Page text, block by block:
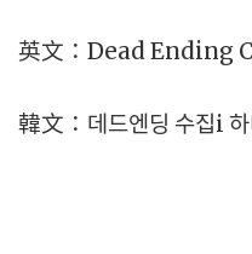
英文：Dead Ending
韓文：데드엔딩 수집і